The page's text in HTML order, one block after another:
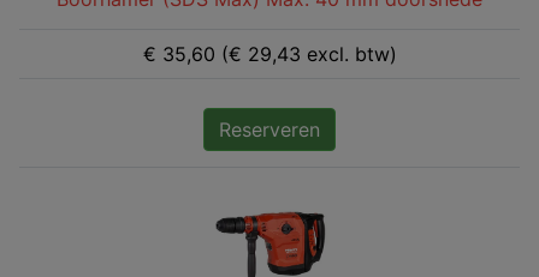
€ 35,60 (€ 29,43 excl. btw)
Reserveren